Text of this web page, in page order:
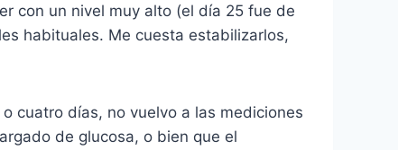
con un nivel muy alto (el día 25 fue de
habituales. Me cuesta estabilizarlos,
cuatro días, no vuelvo a las mediciones
de glucosa, o bien que el